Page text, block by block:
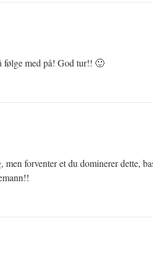
følge med på! God tur!! 🙂
men forventer et du dominerer dette,